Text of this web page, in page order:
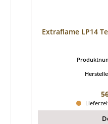
Extraflame LP14